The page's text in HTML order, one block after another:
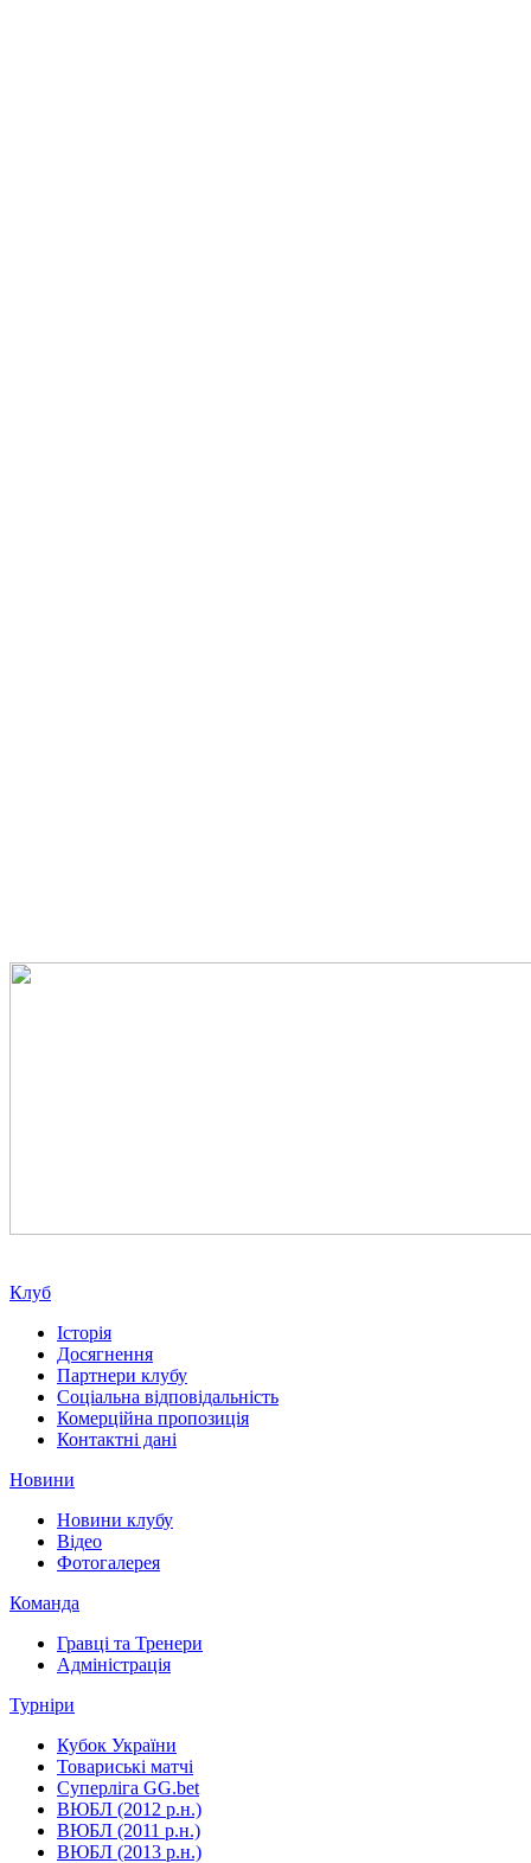
Клуб
Історія
Досягнення
Партнери клубу
Соціальна відповідальність
Комерційна пропозиція
Контактні дані
Новини
Новини клубу
Відео
Фотогалерея
Команда
Гравці та Тренери
Адміністрація
Турніри
Кубок України
Товариські матчі
Суперліга GG.bet
ВЮБЛ (2012 р.н.)
ВЮБЛ (2011 р.н.)
ВЮБЛ (2013 р.н.)